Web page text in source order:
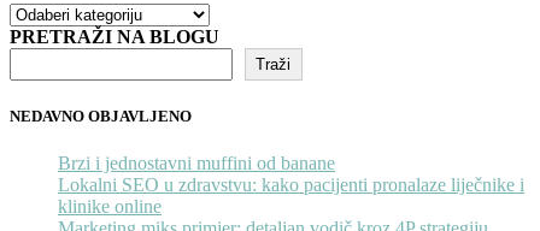
Kategorije
PRETRAŽI NA BLOGU
Traži
NEDAVNO OBJAVLJENO
Brzi i jednostavni muffini od banane
Lokalni SEO u zdravstvu: kako pacijenti pronalaze liječnike i
klinike online